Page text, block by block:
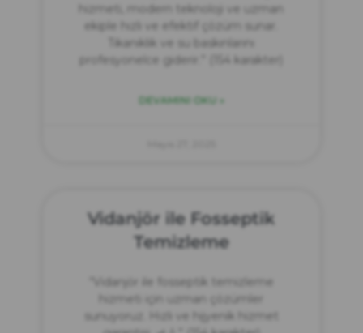
hizmeti, modern teknoloji ve uzman
ekiple hızlı ve efektif çözüm sunar.
Tıkanıklık ve su baskınlarını
profesyonelce giderir.” (154 karakter)
DEVAMINI OKU »
Vidanjör ile Fosseptik
Temizleme
“Vidanjör ile fosseptik temizleme
hizmeti için uzman çözümler
sunuyoruz. Hızlı ve hijyenik hizmet